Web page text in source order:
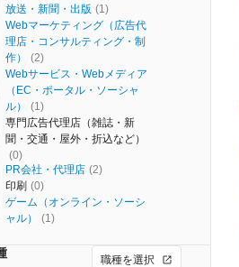
放送・新聞・出版 (1)
Webマーケティング（広告代
理店・コンサルティング・制
作）
(2)
Webサービス・Webメディア
（EC・ポータル・ソーシャ
ル）
(1)
専門広告代理店（雑誌・新
聞・交通・屋外・折込など）
(0)
PR会社・代理店 (2)
印刷 (0)
ゲーム（オンライン・ソーシ
ャル）
(1)
職種を選択